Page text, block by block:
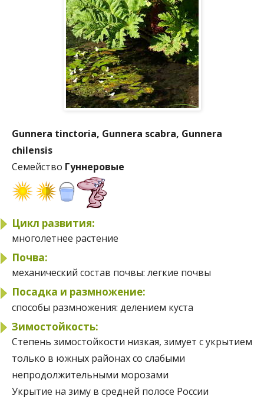
Gunnera tinctoria, Gunnera scabra, Gunnera
chilensis
Семейство Гуннеровые
Цикл развития:
многолетнее растение
Почва:
механический состав почвы: легкие почвы
Посадка и размножение:
способы размножения: делением куста
Зимостойкость:
Степень зимостойкости низкая, зимует с укрытием
только в южных районах со слабыми
непродолжительными морозами
Укрытие на зиму в средней полосе России